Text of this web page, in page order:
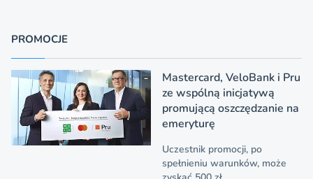
PROMOCJE
Mastercard, VeloBank i Pru
ze wspólną inicjatywą
promującą oszczędzanie na
emeryturę
Uczestnik promocji, po
spełnieniu warunków, może